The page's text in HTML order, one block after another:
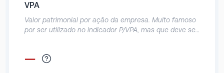
de acordo com o lucro da empresa.
VPA
Valor patrimonial por ação da empresa. Muito famoso
por ser utilizado no indicador P/VPA, mas que deve ser
—